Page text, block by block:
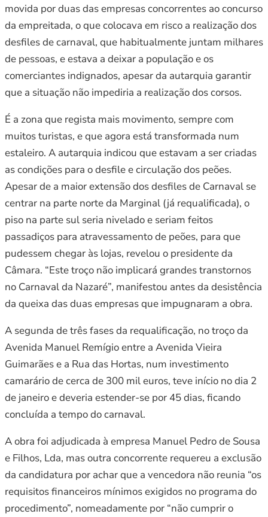
movida por duas das empresas concorrentes ao concurso
da empreitada, o que colocava em risco a realização dos
desfiles de carnaval, que habitualmente juntam milhares
de pessoas, e estava a deixar a população e os
comerciantes indignados, apesar da autarquia garantir
que a situação não impediria a realização dos corsos.
É a zona que regista mais movimento, sempre com
muitos turistas, e que agora está transformada num
estaleiro. A autarquia indicou que estavam a ser criadas
as condições para o desfile e circulação dos peões.
Apesar de a maior extensão dos desfiles de Carnaval se
centrar na parte norte da Marginal (já requalificada), o
piso na parte sul seria nivelado e seriam feitos
passadiços para atravessamento de peões, para que
pudessem chegar às lojas, revelou o presidente da
Câmara. “Este troço não implicará grandes transtornos
no Carnaval da Nazaré”, manifestou antes da desistência
da queixa das duas empresas que impugnaram a obra.
A segunda de três fases da requalificação, no troço da
Avenida Manuel Remígio entre a Avenida Vieira
Guimarães e a Rua das Hortas, num investimento
camarário de cerca de 300 mil euros, teve início no dia 2
de janeiro e deveria estender-se por 45 dias, ficando
concluída a tempo do carnaval.
A obra foi adjudicada à empresa Manuel Pedro de Sousa
e Filhos, Lda, mas outra concorrente requereu a exclusão
da candidatura por achar que a vencedora não reunia “os
requisitos financeiros mínimos exigidos no programa do
procedimento”, nomeadamente por “não cumprir o